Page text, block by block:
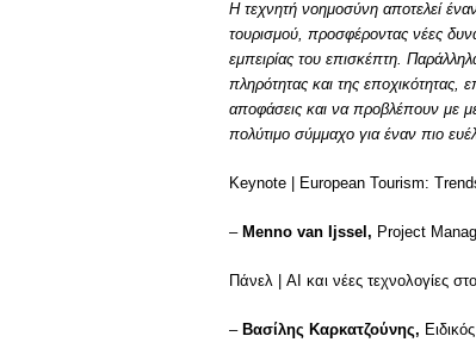
Η τεχνητή νοημοσύνη αποτελεί
τουρισμού, προσφέροντας νέες
εμπειρίας του επισκέπτη.
πληρότητας και της εποχικότητας,
αποφάσεις και να προβλέπουν με
πολύτιμο σύμμαχο για έναν πιο
Keynote | European Tourism:
– Menno van Ijssel, Project
Πάνελ | ΑΙ και νέες τεχνολογίες
– Βασίλης Καρκατζούνης,